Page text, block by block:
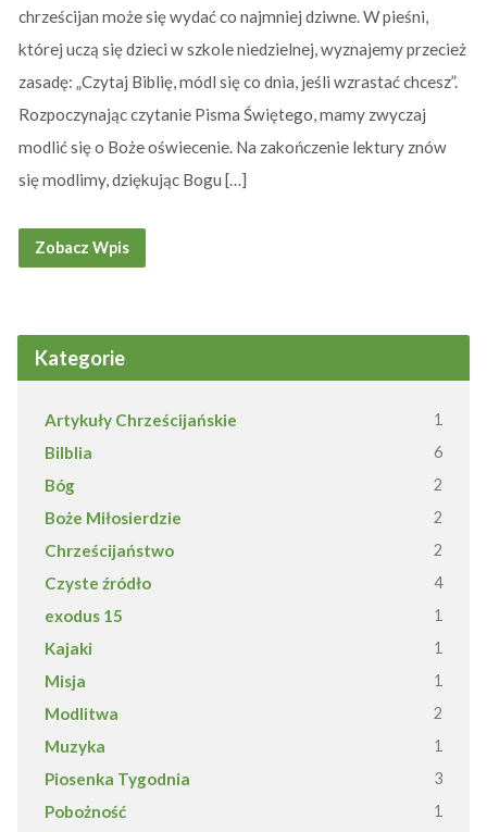
chrześcijan może się wydać co najmniej dziwne. W pieśni,
której uczą się dzieci w szkole niedzielnej, wyznajemy przecież
zasadę: „Czytaj Biblię, módl się co dnia, jeśli wzrastać chcesz”.
Rozpoczynając czytanie Pisma Świętego, mamy zwyczaj
modlić się o Boże oświecenie. Na zakończenie lektury znów
się modlimy, dziękując Bogu […]
Zobacz Wpis
Kategorie
Artykuły Chrześcijańskie 1
Bilblia 6
Bóg 2
Boże Miłosierdzie 2
Chrześcijaństwo 2
Czyste źródło 4
exodus 15 1
Kajaki 1
Misja 1
Modlitwa 2
Muzyka 1
Piosenka Tygodnia 3
Pobożność 1